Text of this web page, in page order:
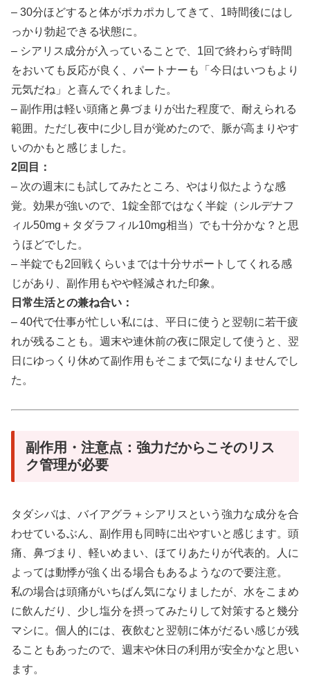
– 30分ほどすると体がポカポカしてきて、1時間後にはし
っかり勃起できる状態に。
– シアリス成分が入っていることで、1回で終わらず時間
をおいても反応が良く、パートナーも「今日はいつもより
元気だね」と喜んでくれました。
– 副作用は軽い頭痛と鼻づまりが出た程度で、耐えられる
範囲。ただし夜中に少し目が覚めたので、脈が高まりやす
いのかもと感じました。
2回目：
– 次の週末にも試してみたところ、やはり似たような感
覚。効果が強いので、1錠全部ではなく半錠（シルデナフ
ィル50mg＋タダラフィル10mg相当）でも十分かな？と思
うほどでした。
– 半錠でも2回戦くらいまでは十分サポートしてくれる感
じがあり、副作用もやや軽減された印象。
日常生活との兼ね合い：
– 40代で仕事が忙しい私には、平日に使うと翌朝に若干疲
れが残ることも。週末や連休前の夜に限定して使うと、翌
日にゆっくり休めて副作用もそこまで気になりませんでし
た。
副作用・注意点：強力だからこそのリス
ク管理が必要
タダシバは、バイアグラ＋シアリスという強力な成分を合
わせているぶん、副作用も同時に出やすいと感じます。頭
痛、鼻づまり、軽いめまい、ほてりあたりが代表的。人に
よっては動悸が強く出る場合もあるようなので要注意。
私の場合は頭痛がいちばん気になりましたが、水をこまめ
に飲んだり、少し塩分を摂ってみたりして対策すると幾分
マシに。個人的には、夜飲むと翌朝に体がだるい感じが残
ることもあったので、週末や休日の利用が安全かなと思い
ます。